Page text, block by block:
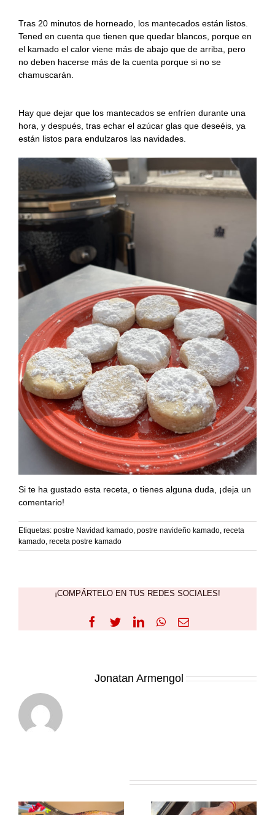
Tras 20 minutos de horneado, los mantecados están listos.
Tened en cuenta que tienen que quedar blancos, porque en
el kamado el calor viene más de abajo que de arriba, pero
no deben hacerse más de la cuenta porque si no se
chamuscarán.
Hay que dejar que los mantecados se enfríen durante una
hora, y después, tras echar el azúcar glas que deseéis, ya
están listos para endulzaros las navidades.
Si te ha gustado esta receta, o tienes alguna duda, ¡deja un
comentario!
Etiquetas: postre Navidad kamado, postre navideño kamado, receta
kamado, receta postre kamado
¡COMPÁRTELO EN TUS REDES SOCIALES!
Facebook
TwitterLinkedInWhatsApp
Correo
Jonatan Armengol